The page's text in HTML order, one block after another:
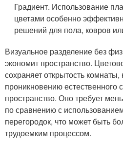
Градиент. Использование
цветами особенно
решений для пола, ковров
Визуальное разделение без
экономит пространство.
сохраняет открытость комнаты,
проникновению естественного
пространство. Оно требует
по сравнению с
перегородок, что может быть
трудоемким процессом.